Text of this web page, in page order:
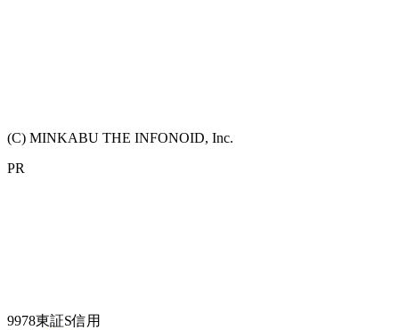
(C) MINKABU THE INFONOID, Inc.
PR
9978東証S信用